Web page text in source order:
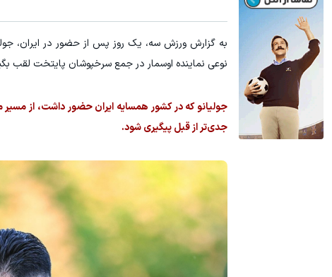
به گزارش ورزش سه، یک روز پس از حضور در ایران،
نوعی نماینده اوسمار در جمع سرخپوشان پایتخت لقب
جولیانو که در کشور همسایه ایران حضور داشت، از
جدی‌تر از قبل پیگیری شود.